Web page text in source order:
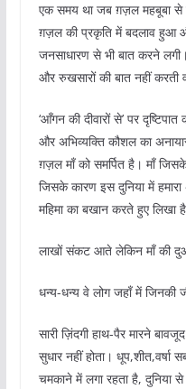
एक समय था जब ग़ज़ल महबूबा से
ग़ज़ल की प्रकृति में बदलाव हुआ
जनसाधारण से भी बात करने
और रुखसारों की बात नहीं करती
‘आँगन की दीवारों से’ पर
और अभिव्यक्ति कौशल का
ग़ज़ल माँ को समर्पित है। माँ
जिसके कारण इस दुनिया में
महिमा का बखान करते हुए लिखा
लाखों संकट आते लेकिन माँ की
धन्य-धन्य वे लोग जहाँ में जिनकी
सारी ज़िंदगी हाथ-पैर मारने
सुधार नहीं होता।
चमकाने में लगा रहता है, दुनिया